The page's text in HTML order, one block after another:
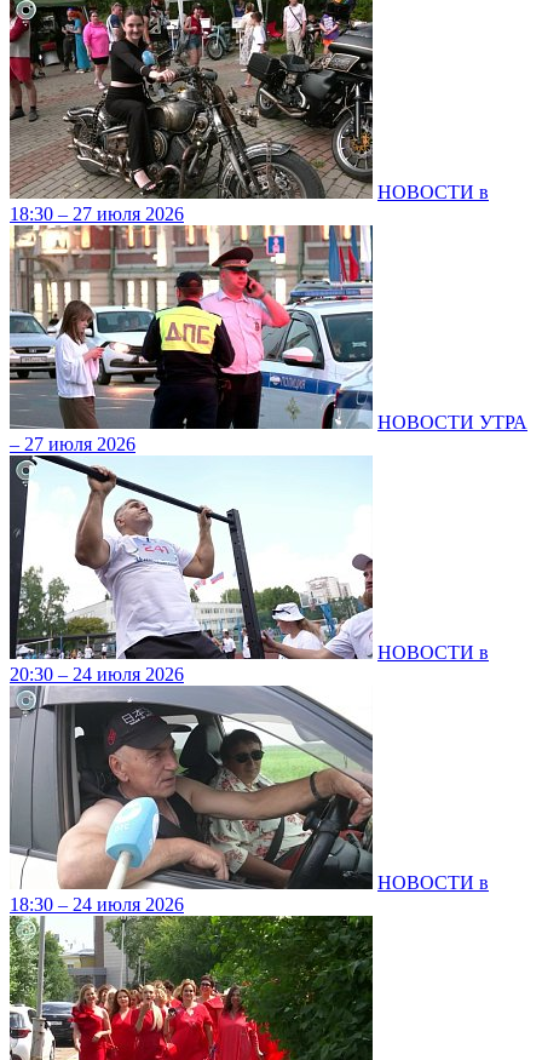
НОВОСТИ в
18:30 – 27 июля 2026
НОВОСТИ УТРА
– 27 июля 2026
НОВОСТИ в
20:30 – 24 июля 2026
НОВОСТИ в
18:30 – 24 июля 2026